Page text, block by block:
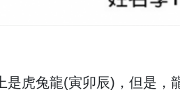
虎兔龍(寅卯辰)，但是，